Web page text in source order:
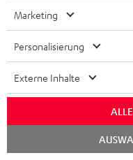
e
n
t
e
z
Quick Start
Pairing
P
Hilfe zu
Marketing
Personalisierung
Externe Inhalte